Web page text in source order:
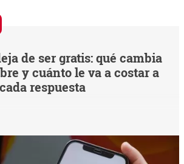
de ser gratis: qué cambia
y cuánto le va a costar a
respuesta